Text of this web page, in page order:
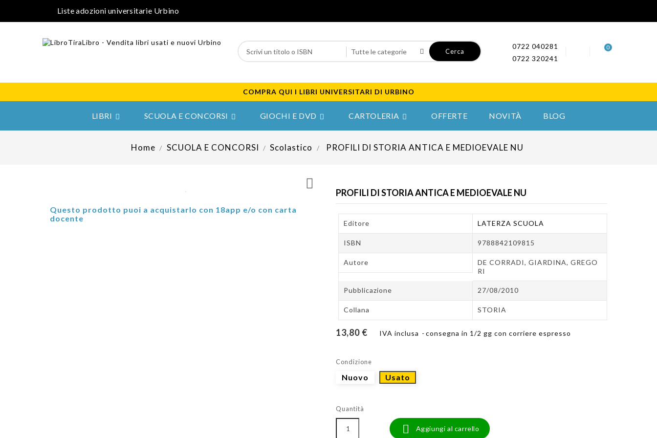
Liste adozioni universitarie Urbino
Cerca
0
0722 040281
0722 320241
COMPRA QUI I LIBRI UNIVERSITARI DI URBINO

LIBRI 
SCUOLA E CONCORSI 
GIOCHI E DVD 
CARTOLERIA OFFERTE NOVITÀ BLOG
Home SCUOLA E CONCORSI Scolastico PROFILI DI STORIA ANTICA E MEDIOEVALE NU

Questo prodotto puoi a acquistarlo con 18app e/o con carta
docente
PROFILI DI STORIA ANTICA E MEDIOEVALE NU
Editore LATERZA SCUOLA
ISBN 9788842109815
Autore
DE CORRADI, GIARDINA, GREGO
RI
Pubblicazione 27/08/2010
Collana STORIA
13,80 € IVA inclusa consegna in 1/2 gg con corriere espresso
Condizione
Nuovo Usato
Quantità
 Aggiungi al carrello